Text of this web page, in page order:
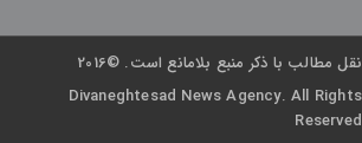
نقل مطالب با ذکر منبع بلامانع است. ©2016
Divaneghtesad News Agency. All Rights
Reserved